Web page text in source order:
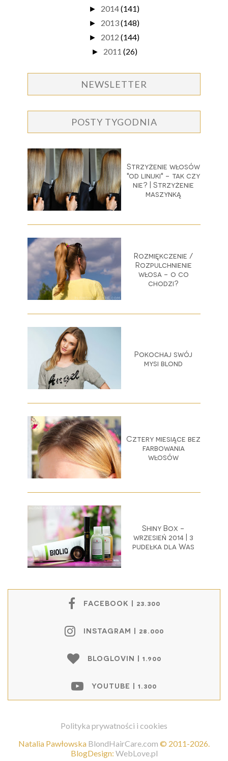
► 2014(141)
► 2013(148)
► 2012 (144)
► 2011 (26)
NEWSLETTER
POSTY TYGODNIA
Strzyżenie włosów
"od linijki" - tak czy
nie? | Strzyżenie
maszynką
Rozmiękczenie /
Rozpulchnienie
włosa - o co
chodzi?
Pokochaj swój
mysi blond
Cztery miesiące bez
farbowania
włosów
Shiny Box -
wrzesień 2014 | 3
pudełka dla Was
FACEBOOK | 23.300
INSTAGRAM | 28.000
BLOGLOVIN | 1.900
YOUTUBE | 1.300
Polityka prywatności i cookies
Natalia Pawłowska BlondHairCare.com © 2011-2026.
BlogDesign: WebLove.pl